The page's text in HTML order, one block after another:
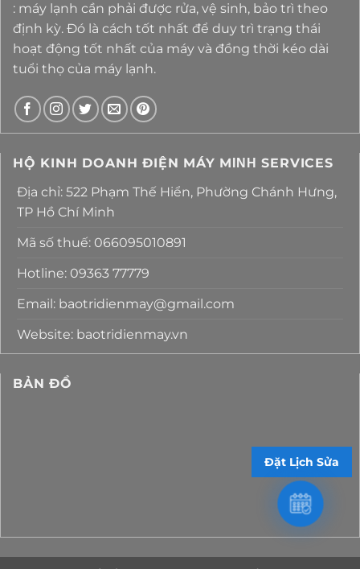
: máy lạnh cần phải được rửa, vệ sinh, bảo trì theo
định kỳ. Đó là cách tốt nhất để duy trì trạng thái
hoạt động tốt nhất của máy và đồng thời kéo dài
tuổi thọ của máy lạnh.
HỘ KINH DOANH ĐIỆN MÁY MΙΝΗ SERVICES
Địa chỉ: 522 Phạm Thế Hiển, Phường Chánh Hưng,
TP Hồ Chí Minh
Mã số thuế: 066095010891
Hotline: 09363 77779
Email: baotridienmay@gmail.com
Website: baotridienmay.vn
BẢN ĐỒ
Đặt Lịch Sửa